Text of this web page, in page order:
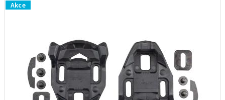
Akce